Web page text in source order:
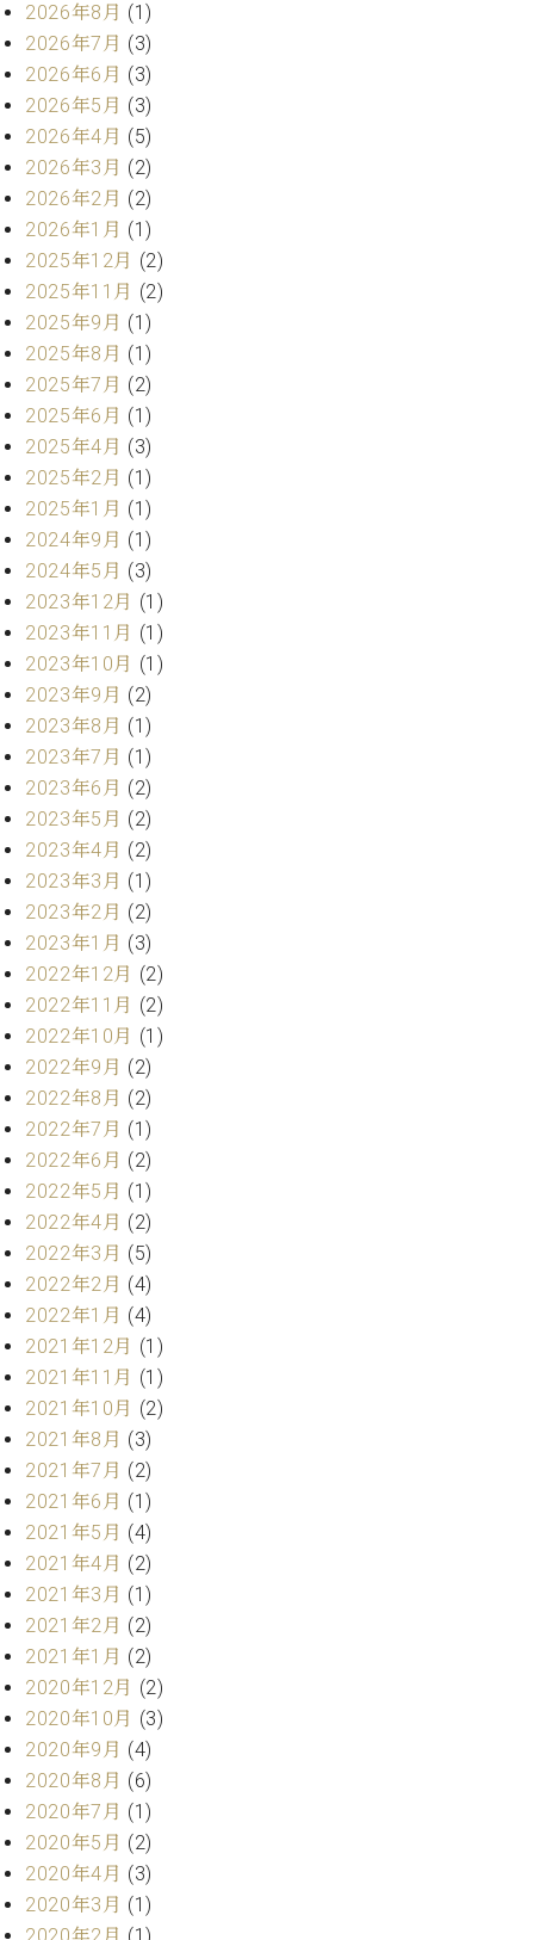
タ
イ
ン
コ
ン
サ
ー
ト
ッ
プ
ラ
イ
ト
ピ
ア
ノ
C.
ベ
ヒ
ュ
タ
イ
ン
レ
ジ
デ
ン
ス
ア
ッ
プ
イ
ト
ピ
ア
ノ
C.
ベ
ヒ
シ
ュ
タ
イ
ン
ア
カ
デ
ミ
ー
W.
ホ
フ
マ
ン
プ
ロ
フ
ェ
ッ
シ
ョ
ナ
ル
W.
ホ
フ
実
績
教
室
ご
愛
用
者
声
ー
ル
音
楽
室
店
長
挨
拶
展
示
情
ホー
ル・
スタ
ジオ
レン
タル
ル・
スタ
ジオ
空き
状況
画
収
録
サ
ー
ビ
音
楽
教
室
ピ
ノ
の
コ
ン
シ
ェ
ジ
ュ
ア
ク
セ
セン
トラ
ム東
京の
ご案
内
お
問
い
合
わ
社
：
八
王
子
・
技
術
営
2026年8月 (1)
2026年7月 (3)
2026年6月 (3)
2026年5月 (3)
2026年4月 (5)
2026年3月 (2)
2026年2月 (2)
2026年1月 (1)
2025年12月 (2)
2025年11月 (2)
2025年9月 (1)
2025年8月 (1)
2025年7月 (2)
2025年6月 (1)
2025年4月 (3)
2025年2月 (1)
2025年1月 (1)
2024年9月 (1)
2024年5月 (3)
2023年12月 (1)
2023年11月 (1)
2023年10月 (1)
2023年9月 (2)
2023年8月 (1)
2023年7月 (1)
2023年6月 (2)
2023年5月 (2)
2023年4月 (2)
2023年3月 (1)
2023年2月 (2)
2023年1月 (3)
2022年12月 (2)
2022年11月 (2)
2022年10月 (1)
2022年9月 (2)
2022年8月 (2)
2022年7月 (1)
2022年6月 (2)
2022年5月 (1)
2022年4月 (2)
2022年3月 (5)
2022年2月 (4)
2022年1月 (4)
2021年12月 (1)
2021年11月 (1)
2021年10月 (2)
2021年8月 (3)
2021年7月 (2)
2021年6月 (1)
2021年5月 (4)
2021年4月 (2)
2021年3月 (1)
2021年2月 (2)
2021年1月 (2)
2020年12月 (2)
2020年10月 (3)
2020年9月 (4)
2020年8月 (6)
2020年7月 (1)
2020年5月 (2)
2020年4月 (3)
2020年3月 (1)